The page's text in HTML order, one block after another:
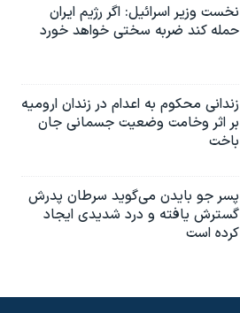
نخست وزیر اسرائيل: اگر رژیم ایران
حمله کند ضربه سختی خواهد خورد
زندانی محکوم به اعدام در زندان ارومیه
بر اثر وخامت وضعیت جسمانی جان
باخت
پسر جو بایدن می‌گوید سرطان پدرش
گسترش یافته و درد شدیدی ایجاد
کرده است